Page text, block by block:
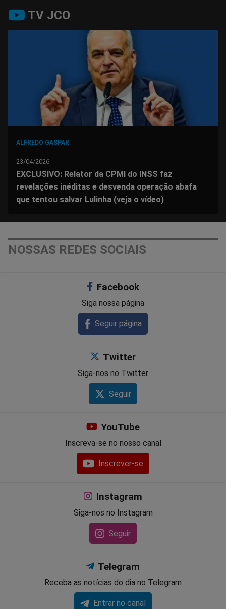
no
no
Whatsapp
no
Twitter
no
Messenger
no
no
TV JCO
ALFREDO GASPAR
23/04/2026
EXCLUSIVO: Relator da CPMI do INSS faz
revelações inéditas e desvenda operação abafa
que tentou salvar Lulinha (veja o vídeo)
NOSSAS REDES SOCIAIS
Facebook
Siga nossa página
Seguir página
Twitter
Siga-nos no Twitter
Seguir
YouTube
Inscreva-se no nosso canal
Inscrever-se
Instagram
Siga-nos no Instagram
Seguir
Telegram
Receba as notícias do dia no Telegram
Entrar no canal